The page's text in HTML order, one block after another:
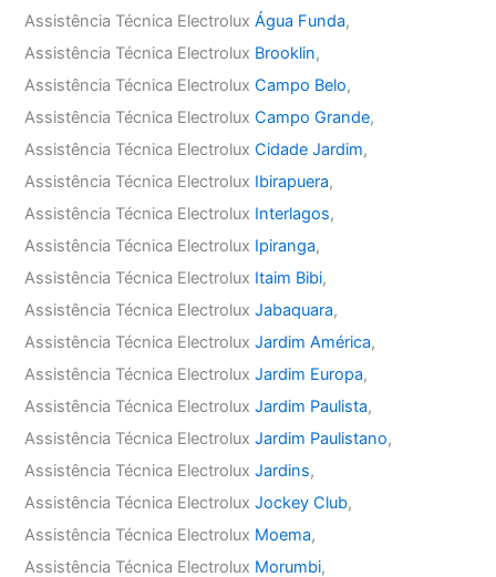
Assistência Técnica ElectroluxÁgua Funda,
Assistência Técnica Electrolux Brooklin,
Assistência Técnica ElectroluxCampo Belo,
Assistência Técnica ElectroluxCampo Grande,
Assistência Técnica ElectroluxCidade Jardim,
Assistência Técnica Electrolux Ibirapuera,
Assistência Técnica Electrolux Interlagos,
Assistência Técnica Electrolux Ipiranga,
Assistência Técnica Electrolux Itaim Bibi,
Assistência Técnica ElectroluxJabaquara,
Assistência Técnica ElectroluxJardim América,
Assistência Técnica ElectroluxJardim Europa,
Assistência Técnica ElectroluxJardim Paulista,
Assistência Técnica ElectroluxJardim Paulistano,
Assistência Técnica ElectroluxJardins,
Assistência Técnica ElectroluxJockey Club,
Assistência Técnica Electrolux Moema,
Assistência Técnica Electrolux Morumbi,